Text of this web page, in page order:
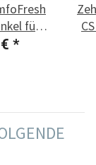
für
CSB-P
*